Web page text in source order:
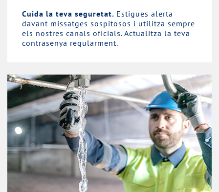
Cuida la teva seguretat. Estigues alerta
davant missatges sospitosos i utilitza sempre
els nostres canals oficials. Actualitza la teva
contrasenya regularment.